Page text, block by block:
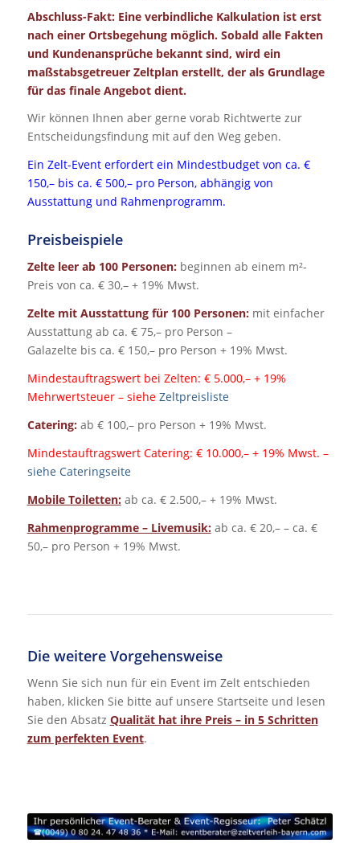
Abschluss-Fakt: Eine verbindliche Kalkulation ist erst
nach einer Ortsbegehung möglich. Sobald alle Fakten
und Kundenansprüche bekannt sind, wird ein
maßstabsgetreuer Zeltplan erstellt, der als Grundlage
für das finale Angebot dient.
Wir können Ihnen aber gerne vorab Richtwerte zur
Entscheidungsfindung mit auf den Weg geben.
Ein Zelt-Event erfordert ein Mindestbudget von ca. €
150,– bis ca. € 500,– pro Person, abhängig von
Ausstattung und Rahmenprogramm.
Preisbeispiele
Zelte leer ab 100 Personen:beginnen ab einem m²-
Preis von ca. € 30,– + 19% Mwst.
Zelte mit Ausstattung für 100 Personen:mit einfacher
Ausstattung ab ca. € 75,– pro Person –
Galazelte bis ca. € 150,– pro Person + 19% Mwst.
Mindestauftragswert bei Zelten: € 5.000,– + 19%
Mehrwertsteuer – siehe Zeltpreisliste
Catering:ab € 100,– pro Person + 19% Mwst.
Mindestauftragswert Catering: € 10.000,– + 19% Mwst. –
siehe Cateringseite
Mobile Toiletten:ab ca. € 2.500,– + 19% Mwst.
Rahmenprogramme – Livemusik:ab ca. € 20,– – ca. €
50,– pro Person + 19% Mwst.
Die weitere Vorgehensweise
Wenn Sie sich nun für ein Event im Zelt entschieden
haben, klicken Sie bitte auf unsere Startseite und lesen
Sie den Absatz Qualität hat ihre Preis – in 5 Schritten
zum perfekten Event.